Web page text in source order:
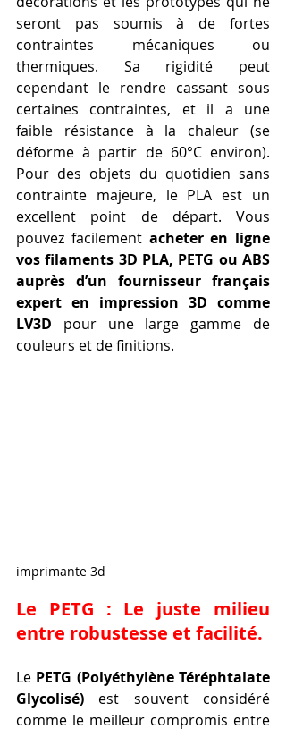
seront pas soumis à de fortes
contraintes mécaniques ou
thermiques. Sa rigidité peut
cependant le rendre cassant sous
certaines contraintes, et il a une
faible résistance à la chaleur (se
déforme à partir de 60°C environ).
Pour des objets du quotidien sans
contrainte majeure, le PLA est un
excellent point de départ. Vous
pouvez facilement acheter en ligne
vos filaments 3D PLA, PETG ou ABS
auprès d’un fournisseur français
expert en impression 3D comme
LV3D pour une large gamme de
couleurs et de finitions.
imprimante 3d
Le PETG : Le juste milieu
entre robustesse et facilité.
Le PETG (Polyéthylène Téréphtalate
Glycolisé) est souvent considéré
comme le meilleur compromis entre